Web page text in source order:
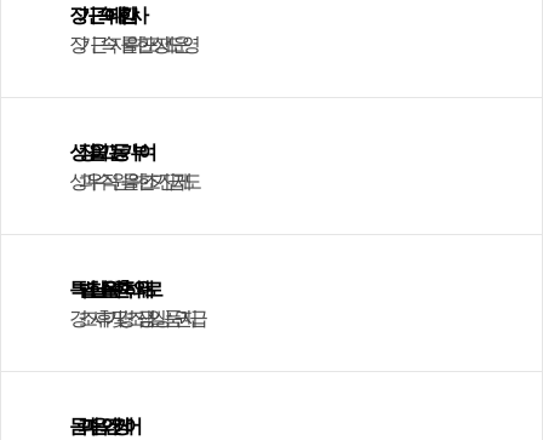
장기근속에 대한 감사
장기근속자를 위한 포상 제도 운영
성장을 이끄는 동기부여
성과 우수 직원을 위한 조기 진급 제도
특별한 날을 위한 축하와 위로
경조사 휴가 및 경조금, 생일 상품권 지급
몸과 마음의 건강 케어